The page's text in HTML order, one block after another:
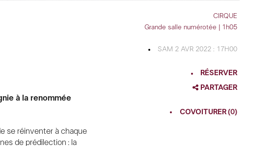
à la renommée
se réinventer à chaque
de prédilection : la
CIRQUE
Grande salle numérotée | 1h05
SAM 2 AVR 2022 : 17H00
RÉSERVER
PARTAGER
COVOITURER(0)